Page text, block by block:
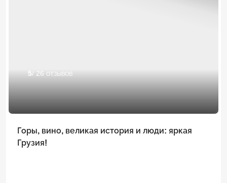
5/ 26 отзывов
Горы, вино, великая история и люди: яркая
Грузия!